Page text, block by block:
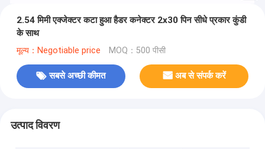
2.54 मिमी एक्जेक्टर कटा हुआ हैडर कनेक्टर 2x30 पिन सीधे प्रकार कुंडी
के साथ
मूल्य：Negotiable price MOQ：500 पीसी
सबसे अच्छी कीमत अब से संपर्क करें
उत्पाद विवरण